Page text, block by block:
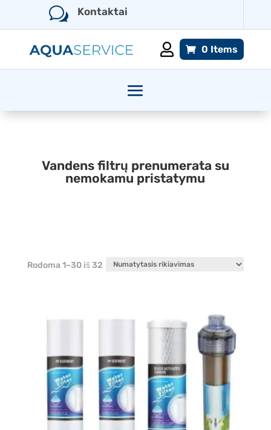
w Kontaktai
 0 Items
Vandens filtrų prenumerata su
nemokamu pristatymu
Rodoma 1–30 iš 32